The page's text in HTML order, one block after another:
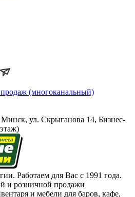
(многоканальный)
Минск, ул. Скрыганова 14, Бизнес-
Работаем для Вас с 1991 года.
и розничной продажи
и мебели для баров, кафе,